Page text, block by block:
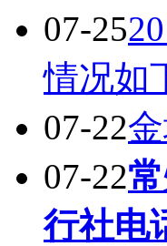
07-25
情况如
07-22
07-22
行社电